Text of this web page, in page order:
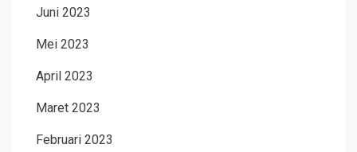
Juni 2023
Mei 2023
April 2023
Maret 2023
Februari 2023